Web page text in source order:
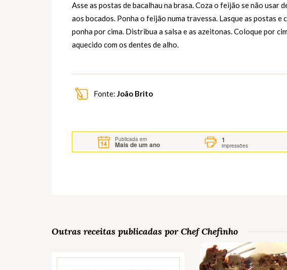
Asse as postas de bacalhau na brasa. Coza o feijão se não usar
aos bocados. Ponha o feijão numa travessa. Lasque as postas
ponha por cima. Distribua a salsa e as azeitonas. Coloque por
aquecido com os dentes de alho.
Fonte: João Brito
Publicada em
Mais de um ano
1
impressões
Outras receitas publicadas por Chef Chefinho